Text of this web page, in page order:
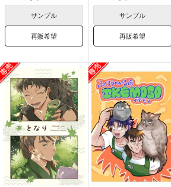
平滝夜叉丸
サンプル
再販希望
平滝夜叉丸
サンプル
再販希望